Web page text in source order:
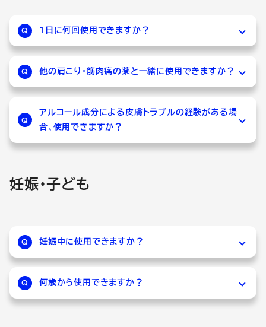
Q 1日に何回使用できますか？
A
各商品の1日の使用回数は下記の通りです。
・ゼノールジクロダイレクトR：3～4回
・ゼノールエクサムSX、エクサムFX：2～4回
用法・用量を守って正しくご使用ください。
Q 他の肩こり・筋肉痛の薬と一緒に使用できますか？
A
ゼノールジクロダイレクトRをご使用の間は、他
の外用鎮痛消炎剤のご使用はお控えください。
Q
アルコール成分による皮膚トラブルの経験がある場
合、使用できますか？
A
ゼノールシリーズは添加物にアルコール（エタノ
妊娠・子ども
Q 妊娠中に使用できますか？
A
妊婦又は妊娠していると思われる方は、使用前
に医師、薬剤師又は登録販売者にご相談くださ
い。ゼノールジクロダイレクトR、ゼノールエクサ
Q 何歳から使用できますか？
A
ゼノールジクロダイレクトR、ゼノールエクサム